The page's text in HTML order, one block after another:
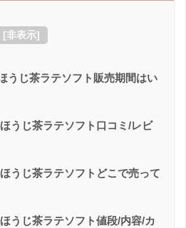
[非表示]
うじ茶ラテソフト販売期間はい
うじ茶ラテソフト口コミ/レビ
うじ茶ラテソフトどこで売って
うじ茶ラテソフト値段/内容/カ